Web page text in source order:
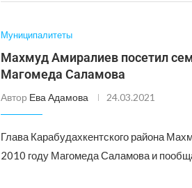
Муниципалитеты
Махмуд Амиралиев посетил
Магомеда Саламова
Автор Ева Адамова 24.03.2021
Глава Карабудахкентского района
2010 году Магомеда Саламова и